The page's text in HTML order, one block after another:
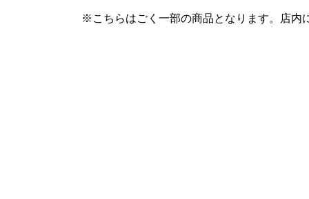
※こちらはごく一部の商品となります。店内